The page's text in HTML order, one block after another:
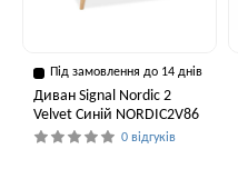
Під замовлення до 14 днів
Диван Signal Nordic 2
Velvet Синій NORDIC2V86
0 відгуків